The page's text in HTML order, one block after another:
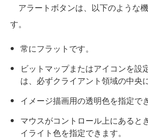
アラートボタンは、以下のような
す。
常にフラットです。
ビットマップまたはアイコンを設
は、必ずクライアント領域の中央
イメージ描画用の透明色を指定で
マウスがコントロール上にあると
イライト色を指定できます。